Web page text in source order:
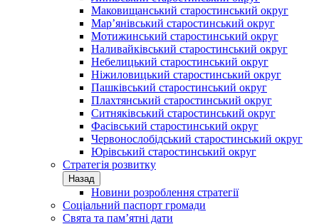
Маковищанський старостинський округ
Мар’янівський старостинський округ
Мотижинський старостинський округ
Наливайківський старостинський округ
Небелицький старостинський округ
Ніжиловицький старостинський округ
Пашківський старостинський округ
Плахтянський старостинський округ
Ситняківський старостинський округ
Фасівський старостинський округ
Червонослобідський старостинський округ
Юрівський старостинський округ
Стратегія розвитку
Назад
Новини розроблення стратегії
Соціальний паспорт громади
Свята та пам’ятні дати